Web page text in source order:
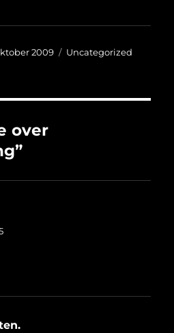
2009 Categorieën
Uncategorized
over